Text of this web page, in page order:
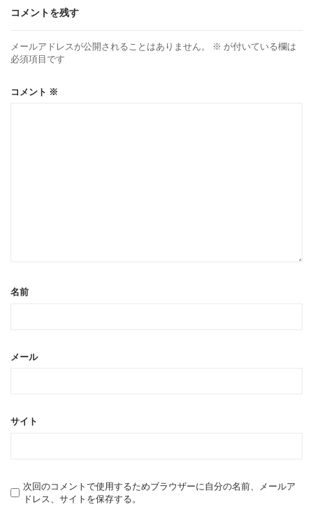
コメントを残す
メールアドレスが公開されることはありません。 ※ が付いている欄は
必須項目です
コメント ※
名前
メール
サイト
次回のコメントで使用するためブラウザーに自分の名前、メールア
ドレス、サイトを保存する。